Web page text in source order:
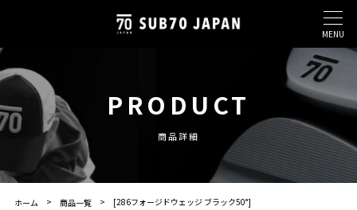
MENU
PRODUCT
商品詳細
ホーム 商品一覧 [286フォージドウェッジ ブラック50°]